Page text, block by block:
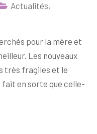
Actualités,
pour la mère et
Les nouveaux
très fragiles et le
en sorte que celle-